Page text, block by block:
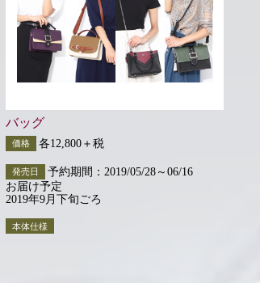
バッグ
価格 各12,800＋税
発売日
予約期間：2019/05/28～06/16
お届け予定
2019年9月下旬ごろ
本体仕様